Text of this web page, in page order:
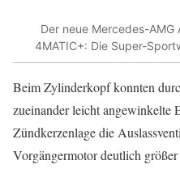
Der neue Mercedes-
4MATIC+: Die Super-
Beim Zylinderkopf konnten
zueinander leicht angewinkelte
Zündkerzenlage die
Vorgängermotor deutlich